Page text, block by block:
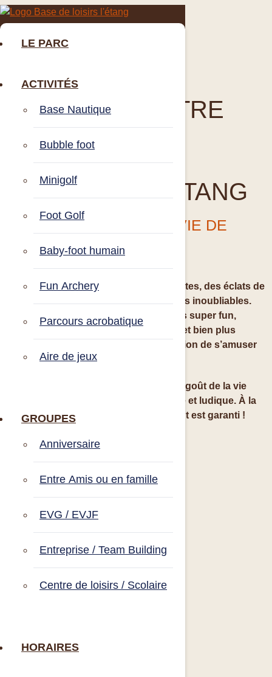
LE PARC
ACTIVITÉS
Base Nautique
Bubble foot
Minigolf
Foot Golf
Baby-foot humain
Fun Archery
Parcours acrobatique
Aire de jeux
GROUPES
Anniversaire
Entre Amis ou en famille
EVG / EVJF
Entreprise / Team Building
Centre de loisirs / Scolaire
HORAIRES
CÉLÉBREZ VOTRE
EVGOUEVJF
À LA BASE DE
LOISIRS DE L’ETANG
UN ENTERREMENT DE VIE DE
GARÇON / JEUNE FILLE
INOUBLIABLE !
Imaginez-vous : des aventures palpitantes, des éclats de
rire, et une journée remplie de souvenirs inoubliables.
Avec une multitude d’activités de loisirs super fun,
comme le bubble foot, le paddle géant et bien plus
encore, chaque instant sera une occasion de s’amuser
et de créer des liens entre amis.
Donnez à votre ami(e) le meilleur avant-goût de la vie
matrimoniale dans ce cadre magnifique et ludique. À la
Base de Loisirs de l’Étang, l’amusement est garanti !
C’est parti !